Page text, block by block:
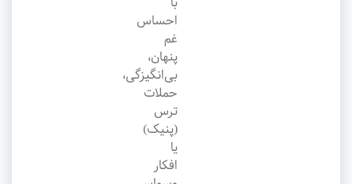
احساس
غم
پنهان،
بی‌انگیزگی،
حملات
ترس
(پنیک)
یا
افکار